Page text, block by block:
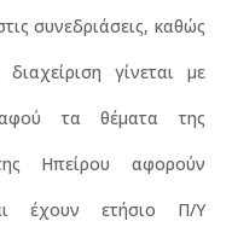
συνεδριάσεις, καθώς
γίνεται με
αφού τα θέματα της
Ηπείρου αφορούν
έχουν ετήσιο Π/Υ